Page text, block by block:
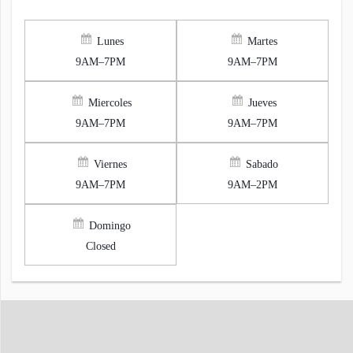
Lunes
9AM–7PM
Martes
9AM–7PM
Miercoles
9AM–7PM
Jueves
9AM–7PM
Viernes
9AM–7PM
Sabado
9AM–2PM
Domingo
Closed